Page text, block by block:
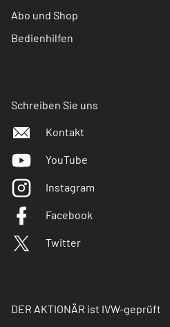
Abo und Shop
Bedienhilfen
Schreiben Sie uns
Kontakt
YouTube
Instagram
Facebook
Twitter
DER AKTIONÄR ist IVW-geprüft